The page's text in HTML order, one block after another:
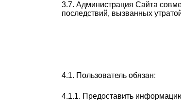
3.7. Администрация Сайта
последствий, вызванных
4.1. Пользователь обязан:
4.1.1. Предоставить